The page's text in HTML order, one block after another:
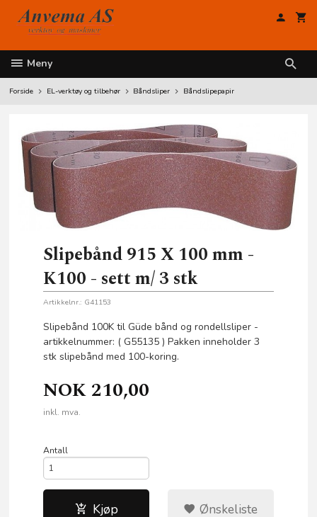
innholdet
Meny
Forside EL-verktøy og tilbehør Båndsliper Båndslipepapir
Slipebånd 915 X 100 mm -
K100 - sett m/ 3 stk
Artikkelnr.: G41153
Slipebånd 100K til Güde bånd og rondellsliper -
artikkelnummer: ( G55135 ) Pakken inneholder 3
stk slipebånd med 100-koring.
NOK 210,00
inkl. mva.
Antall
Kjøp Ønskeliste